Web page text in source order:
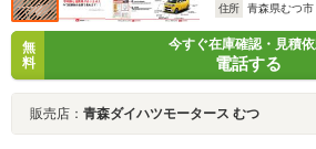
住所
青森県むつ市
無
料
今すぐ在庫確認・見積
電話する
販売店： 青森ダイハツモータース むつ